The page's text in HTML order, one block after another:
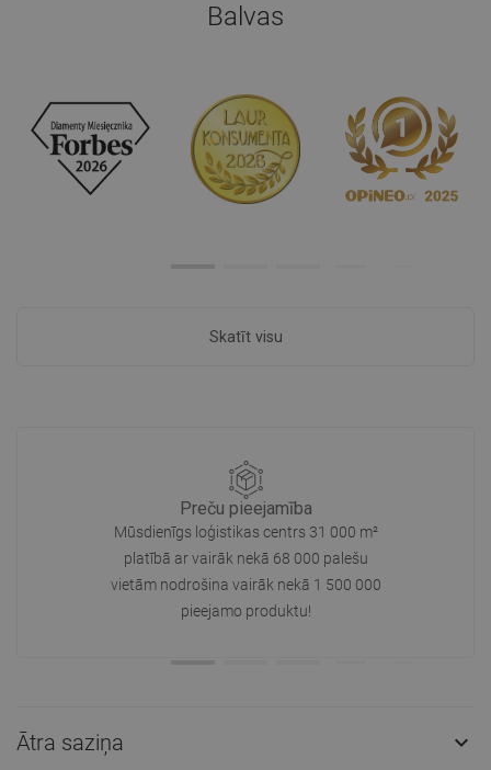
Balvas
Skatīt visu
Preču pieejamība
Mūsdienīgs loģistikas centrs 31 000 m²
platībā ar vairāk nekā 68 000 palešu
vietām nodrošina vairāk nekā 1 500 000
pieejamo produktu!
Ātra saziņa 